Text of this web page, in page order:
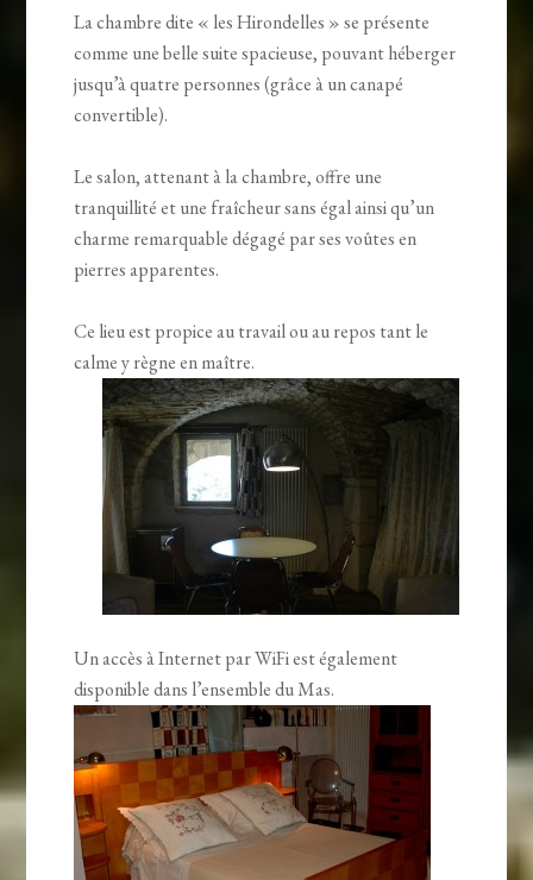
La chambre dite « les Hirondelles » se présente
comme une belle suite spacieuse, pouvant héberger
jusqu’à quatre personnes (grâce à un canapé
convertible).
Le salon, attenant à la chambre, offre une
tranquillité et une fraîcheur sans égal ainsi qu’un
charme remarquable dégagé par ses voûtes en
pierres apparentes.
Ce lieu est propice au travail ou au repos tant le
calme y règne en maître.
Un accès à Internet par WiFi est également
disponible dans l’ensemble du Mas.